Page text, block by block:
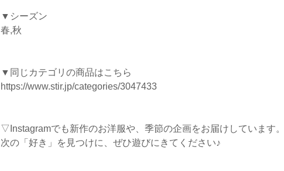
▼シーズン
春,秋
▼同じカテゴリの商品はこちら
https://www.stir.jp/categories/3047433
▽Instagramでも新作のお洋服や、季節の企画をお届けしています
次の「好き」を見つけに、ぜひ遊びにきてください♪